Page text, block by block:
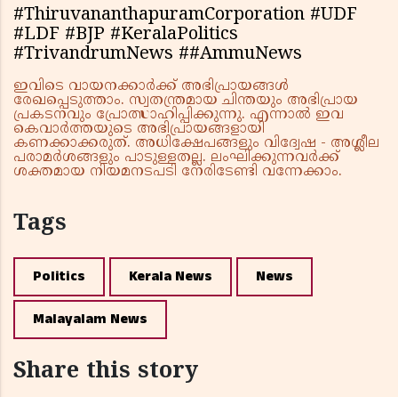
#ThiruvananthapuramCorporation #UDF
#LDF #BJP #KeralaPolitics
#TrivandrumNews ##AmmuNews
ഇവിടെ വായനക്കാർക്ക് അഭിപ്രായങ്ങൾ
രേഖപ്പെടുത്താം. സ്വതന്ത്രമായ ചിന്തയും അഭിപ്രായ
പ്രകടനവും പ്രോത്സാഹിപ്പിക്കുന്നു. എന്നാൽ ഇവ
കെവാർത്തയുടെ അഭിപ്രായങ്ങളായി
കണക്കാക്കരുത്. അധിക്ഷേപങ്ങളും വിദ്വേഷ - അശ്ലീല
പരാമർശങ്ങളും പാടുള്ളതല്ല. ലംഘിക്കുന്നവർക്ക്
ശക്തമായ നിയമനടപടി നേരിടേണ്ടി വന്നേക്കാം.
Tags
Politics Kerala News News
Malayalam News
Share this story